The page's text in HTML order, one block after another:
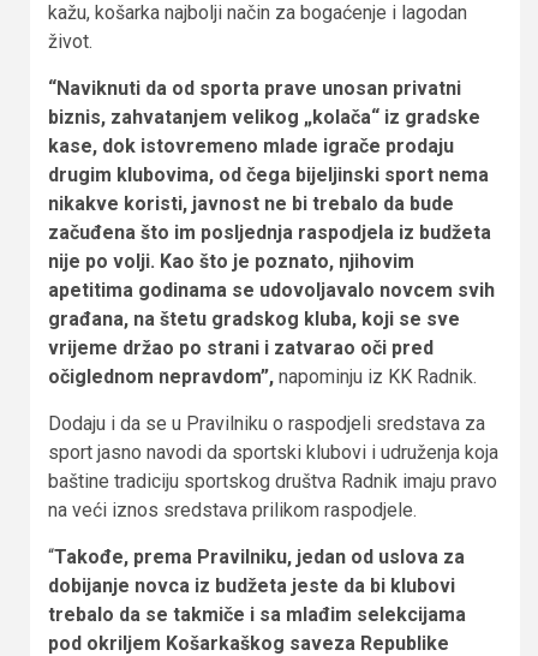
kažu, košarka najbolji način za bogaćenje i lagodan
život.
“Naviknuti da od sporta prave unosan privatni
biznis, zahvatanjem velikog „kolača“ iz gradske
kase, dok istovremeno mlade igrače prodaju
drugim klubovima, od čega bijeljinski sport nema
nikakve koristi, javnost ne bi trebalo da bude
začuđena što im posljednja raspodjela iz budžeta
nije po volji. Kao što je poznato, njihovim
apetitima godinama se udovoljavalo novcem svih
građana, na štetu gradskog kluba, koji se sve
vrijeme držao po strani i zatvarao oči pred
očiglednom nepravdom”, napominju iz KK Radnik.
Dodaju i da se u Pravilniku o raspodjeli sredstava za
sport jasno navodi da sportski klubovi i udruženja koja
baštine tradiciju sportskog društva Radnik imaju pravo
na veći iznos sredstava prilikom raspodjele.
“Takođe, prema Pravilniku, jedan od uslova za
dobijanje novca iz budžeta jeste da bi klubovi
trebalo da se takmiče i sa mlađim selekcijama
pod okriljem Košarkaškog saveza Republike